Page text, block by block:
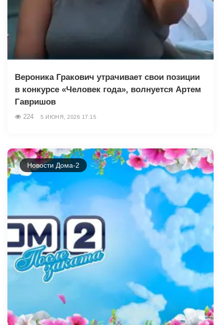
Вероника Гракович утрачивает свои позиции
в конкурсе «Человек года», волнуется Артем
Гавришов
224 5 ИЮНЯ, 2026 17:15
Новости Дома-2